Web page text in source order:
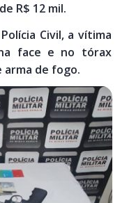
R$ 12 mil.
Civil, a vítima
face e no tórax
de fogo.